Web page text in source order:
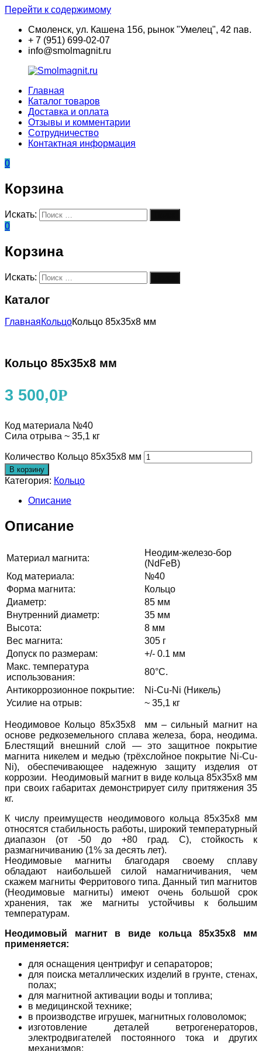
Перейти к содержимому
Смоленск, ул. Кашена 15б, рынок "Умелец", 42 пав.
+ 7 (951) 699-02-07
info@smolmagnit.ru
Smolmagnit.ru
Неодимовые
магниты
купить
интернет
Смолмагнит
Главная
Каталог товаров
Доставка и оплата
Отзывы и комментарии
Сотрудничество
Контактная информация
0
Корзина
Искать:
0
Корзина
Искать:
Каталог
ГлавнаяКольцоКольцо 85x35x8 мм
Кольцо 85x35x8 мм
3 500,0Р
Код материала №40
Сила отрыва ~ 35,1 кг
Количество Кольцо 85x35x8 мм
В корзину
Категория: Кольцо
Описание
Описание
Материал магнита:
Неодим-железо-бор
(NdFeB)
Код материала:
№40
Форма магнита:
Кольцо
Диаметр:
85 мм
Внутренний диаметр:
35 мм
Высота:
8 мм
Вес магнита:
305 г
Допуск по размерам:
+/- 0.1 мм
Макс. температура
использования:
80°C.
Антикоррозионное покрытие:
Ni-Cu-Ni (Никель)
Усилие на отрыв:
~ 35,1 кг
Неодимовое Кольцо 85х35х8 мм – сильный магнит на
основе редкоземельного сплава железа, бора, неодима.
Блестящий внешний слой — это защитное покрытие
магнита никелем и медью (трёхслойное покрытие Ni-Cu-
Ni), обеспечивающее надежную защиту изделия от
коррозии. Неодимовый магнит в виде кольца 85х35х8 мм
при своих габаритах демонстрирует силу притяжения 35
кг.
К числу преимуществ неодимового кольца 85х35х8 мм
относятся стабильность работы, широкий температурный
диапазон (от -50 до +80 град. C), стойкость к
размагничиванию (1% за десять лет).
Неодимовые магниты благодаря своему сплаву
обладают наибольшей силой намагничивания, чем
скажем магниты Ферритового типа. Данный тип магнитов
(Неодимовые магниты) имеют очень большой срок
хранения, так же магниты устойчивы к большим
температурам.
Неодимовый магнит в виде кольца 85х35х8 мм
применяется:
для оснащения центрифуг и сепараторов;
для поиска металлических изделий в грунте, стенах,
полах;
для магнитной активации воды и топлива;
в медицинской технике;
в производстве игрушек, магнитных головоломок;
изготовление деталей ветрогенераторов,
электродвигателей постоянного тока и других
механизмов;